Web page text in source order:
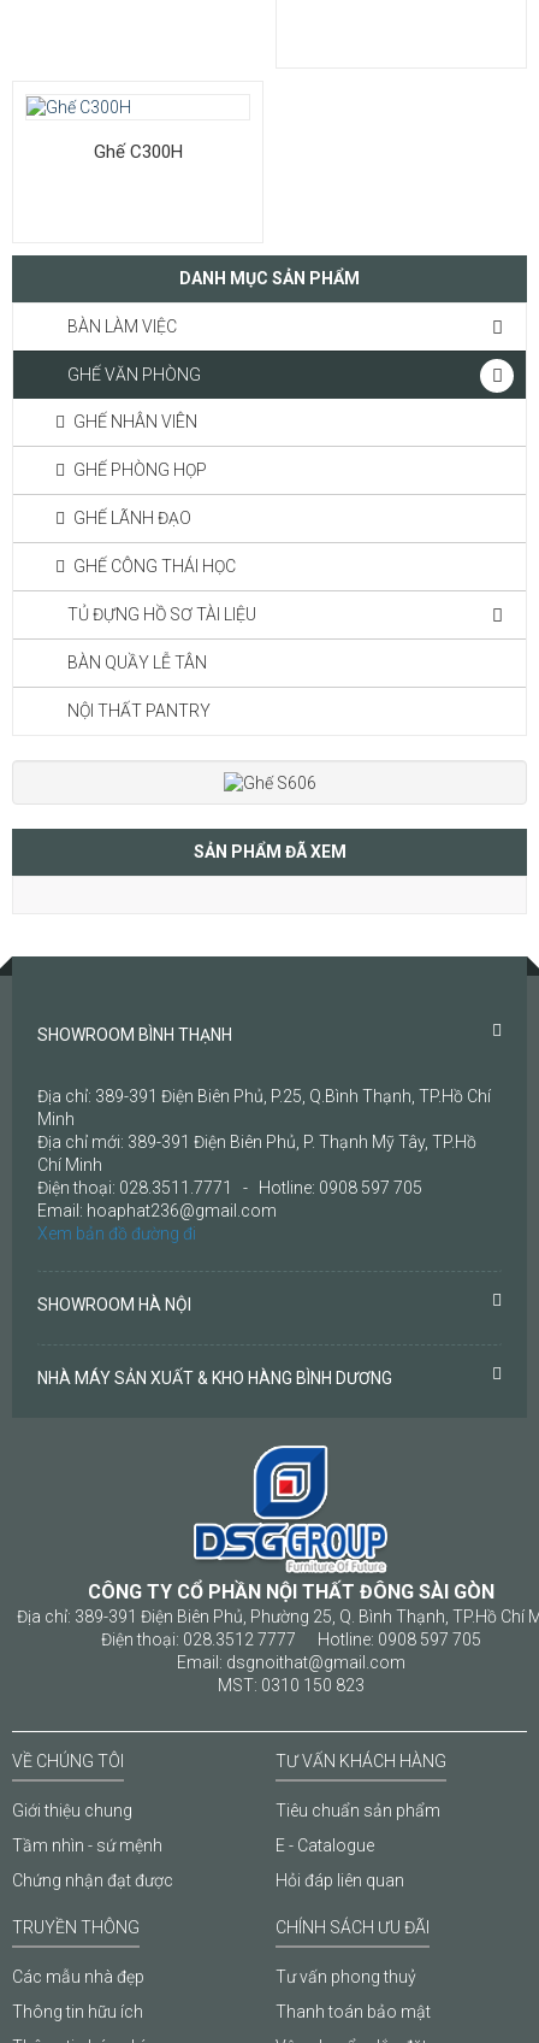
Ghế C300H
DANH MỤC SẢN PHẨM
BÀN LÀM VIỆC
GHẾ VĂN PHÒNG
GHẾ NHÂN VIÊN
GHẾ PHÒNG HỌP
GHẾ LÃNH ĐẠO
GHẾ CÔNG THÁI HỌC
TỦ ĐỰNG HỒ SƠ TÀI LIỆU
BÀN QUẦY LỄ TÂN
NỘI THẤT PANTRY
SẢN PHẨM ĐÃ XEM
SHOWROOM BÌNH THẠNH
Địa chỉ: 389-391 Điện Biên Phủ, P.25, Q.Bình Thạnh, TP.Hồ Chí
Minh
Địa chỉ mới: 389-391 Điện Biên Phủ, P. Thạnh Mỹ Tây, TP.Hồ
Chí Minh
Điện thoại: 028.3511.7771 - Hotline: 0908 597 705
Email: hoaphat236@gmail.com
Xem bản đồ đường đi
SHOWROOM HÀ NỘI
NHÀ MÁY SẢN XUẤT & KHO HÀNG BÌNH DƯƠNG
CÔNG TY CỔ PHẦN NỘI THẤT ĐÔNG SÀI GÒN
Địa chỉ: 389-391 Điện Biên Phủ, Phường 25, Q. Bình Thạnh, TP.Hồ Chí
Điện thoại: 028.3512 7777 Hotline: 0908 597 705
Email: dsgnoithat@gmail.com
MST: 0310 150 823
VỀ CHÚNG TÔI
Giới thiệu chung
Tầm nhìn - sứ mệnh
Chứng nhận đạt được
TƯ VẤN KHÁCH HÀNG
Tiêu chuẩn sản phẩm
E - Catalogue
Hỏi đáp liên quan
TRUYỀN THÔNG
Các mẫu nhà đẹp
Thông tin hữu ích
CHÍNH SÁCH ƯU ĐÃI
Tư vấn phong thuỷ
Thanh toán bảo mật